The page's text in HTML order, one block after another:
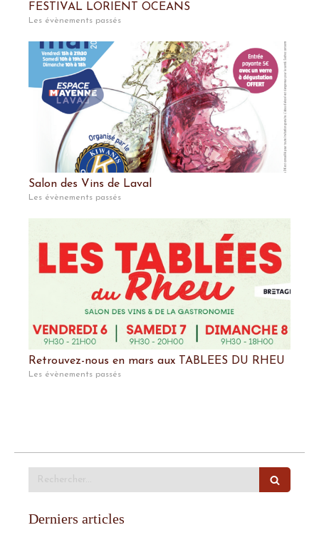
FESTIVAL LORIENT OCEANS
Les évènements passés
Salon des Vins de Laval
Les évènements passés
Retrouvez-nous en mars aux TABLEES DU RHEU
Les évènements passés
Derniers articles